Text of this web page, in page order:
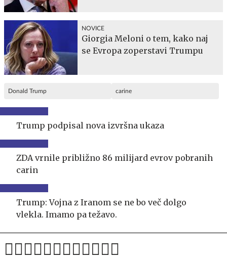
NOVICE
Giorgia Meloni o tem, kako naj
se Evropa zoperstavi Trumpu
Donald Trump carine
Trump podpisal nova izvršna ukaza
ZDA vrnile približno 86 milijard evrov pobranih
carin
Trump: Vojna z Iranom se ne bo več dolgo
vlekla. Imamo pa težavo.